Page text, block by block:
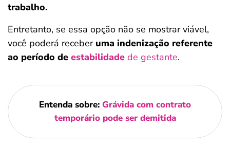
trabalho.
Entretanto, se essa opção não se mostrar viável,
você poderá receber uma indenização referente
ao período de estabilidade de gestante.
Entenda sobre: Grávida com contrato
temporário pode ser demitida